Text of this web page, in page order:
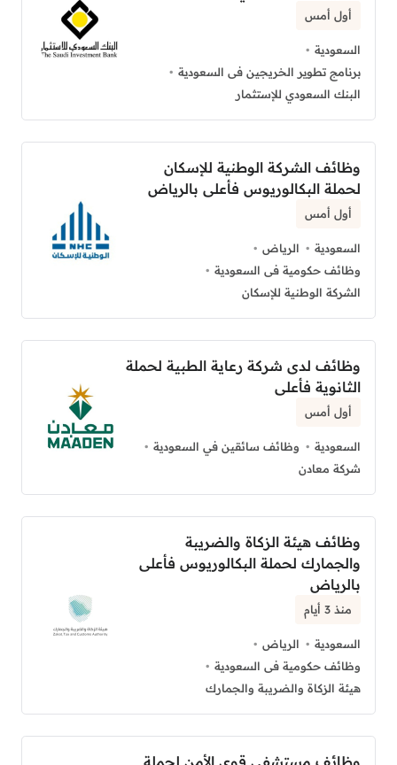
أول أمس
السعودية
برنامج تطوير الخريجين فى السعودية
البنك السعودي للإستثمار
وظائف الشركة الوطنية للإسكان
لحملة البكالوريوس فأعلى بالرياض
أول أمس
السعودية
الرياض
وظائف حكومية فى السعودية
الشركة الوطنية للإسكان
وظائف لدى شركة رعاية الطبية لحملة
الثانوية فأعلى
أول أمس
السعودية
وظائف سائقين في السعودية
شركة معادن
وظائف هيئة الزكاة والضريبة
والجمارك لحملة البكالوريوس فأعلى
بالرياض
منذ 3 أيام
السعودية
الرياض
وظائف حكومية فى السعودية
هيئة الزكاة والضريبة والجمارك
وظائف مستشفى قوى الأمن لحملة